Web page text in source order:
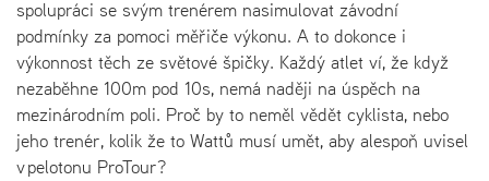
spolupráci se svým trenérem nasimulovat závodní
podmínky za pomoci měřiče výkonu. A to dokonce i
výkonnost těch ze světové špičky. Každý atlet ví, že když
nezaběhne 100m pod 10s, nemá naději na úspěch na
mezinárodním poli. Proč by to neměl vědět cyklista, nebo
jeho trenér, kolik že to Wattů musí umět, aby alespoň uvisel
v pelotonu ProTour?